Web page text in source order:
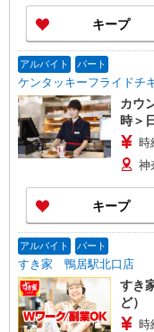
キープ
アルバイト パート
ケンタッキーフライド
カウ
時＞
時
神
キープ
アルバイト パート
すき家 鴨居駅北口店
すき
ど）
時